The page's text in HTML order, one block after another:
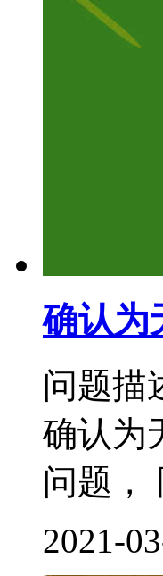
确认为
问题描
确认为
问题，
2021-